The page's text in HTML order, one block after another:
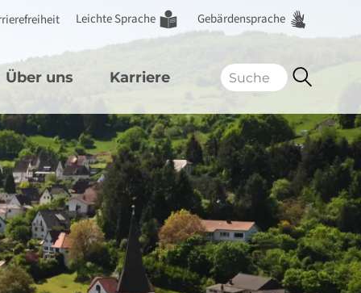
Leichte Sprache Gebärdensprache
Über uns Karriere